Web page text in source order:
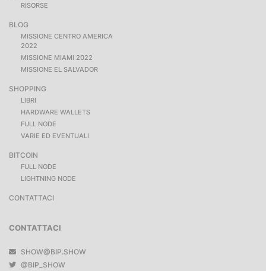
RISORSE
BLOG
MISSIONE CENTRO AMERICA
2022
MISSIONE MIAMI 2022
MISSIONE EL SALVADOR
SHOPPING
LIBRI
HARDWARE WALLETS
FULL NODE
VARIE ED EVENTUALI
BITCOIN
FULL NODE
LIGHTNING NODE
CONTATTACI
CONTATTACI
SHOW@BIP.SHOW
@BIP_SHOW